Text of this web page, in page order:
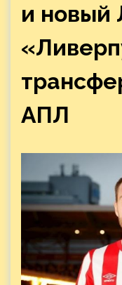
и новый
АПЛ